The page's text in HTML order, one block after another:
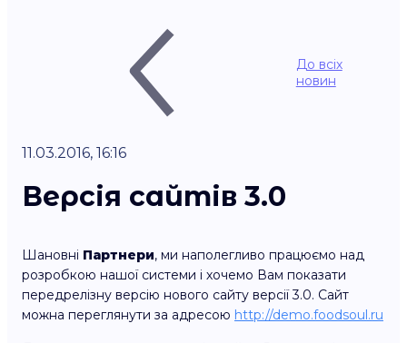
До всіх
новин
11.03.2016, 16:16
Версія сайтів 3.0
Шановні Партнери, ми наполегливо працюємо над
розробкою нашої системи і хочемо Вам показати
передрелізну версію нового сайту версії 3.0. Сайт
можна переглянути за адресою http://demo.foodsoul.ru